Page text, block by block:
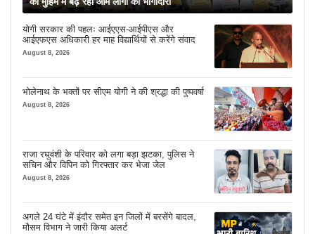
योगी सरकार की पहलः आईएएस-आईपीएस और
आईएफएस अधिकारी हर माह विद्यार्थियों से करेंगे संवाद
August 8, 2026
भोलेनाथ के भक्तों पर सीएम योगी ने की श्रद्धा की पुष्पवर्षा
August 8, 2026
राजा रघुवंशी के परिवार को लगा बड़ा झटका, पुलिस ने
सचिन और विपिन को गिरफ्तार कर भेजा जेल
August 8, 2026
अगले 24 घंटे में इंदौर समेत इन जिलों में बरसेंगे बादल,
मौसम विभाग ने जारी किया अलर्ट